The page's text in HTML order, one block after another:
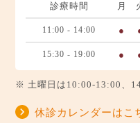
診療時間 月
11:00 - 14:00 ●
15:30 - 19:00 ●
※ 土曜日は10:00-13:00、
休診カレンダーはこ